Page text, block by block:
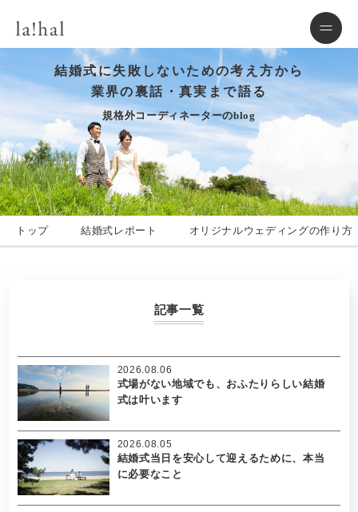
結婚式に失敗しないための考え方から
業界の裏話・真実まで語る
規格外コーディネーターのblog
トップ 結婚式レポート オリジナルウェディングの作り方
記事一覧
式場がない地域でも、おふたりらしい結婚
式は叶います
2026.08.06
結婚式当日を安心して迎えるために、本当
に必要なこと
2026.08.05